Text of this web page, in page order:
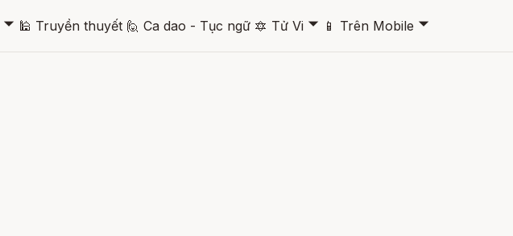
🞃 🕌 Truyền thuyết 🙋 Ca dao - Tục ngữ 🔯 Tử Vi 🞃 📱 Trên Mobile 🞃